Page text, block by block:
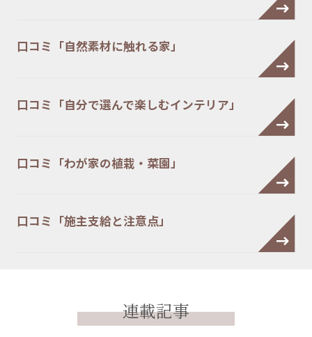
口コミ「自然素材に触れる家」
口コミ「自分で選んで楽しむインテリア」
口コミ「わが家の植栽・菜園」
口コミ「施主支給と注意点」
連載記事